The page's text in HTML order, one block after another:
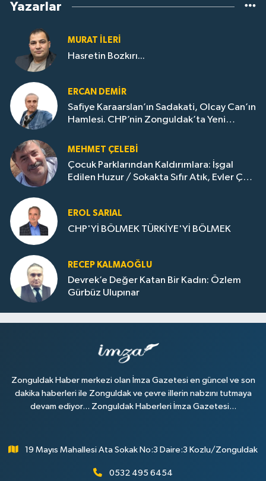
Yazarlar
MURAT İLERI
Hasretin Bozkırı...
ERCAN DEMIR
Safiye Karaarslan’ın Sadakati, Olcay Can’ın
Hamlesi. CHP’nin Zonguldak’ta Yeni
MEHMET ÇELEBI
Çocuk Parklarından Kaldırımlara: İşgal
Edilen Huzur / Sokakta Sıfır Atık, Evler Çöp
EROL SARIAL
CHP'Yİ BÖLMEK TÜRKİYE'Yİ BÖLMEK
RECEP KALMAOĞLU
Devrek’e Değer Katan Bir Kadın: Özlem
Gürbüz Ulupınar
Zonguldak Haber merkezi olan İmza Gazetesi en güncel ve son
dakika haberleri ile Zonguldak ve çevre illerin nabzını tutmaya
devam ediyor... Zonguldak Haberleri İmza Gazetesi...
19 Mayıs Mahallesi Ata Sokak No:3 Daire:3 Kozlu/Zonguldak
0532 495 6454